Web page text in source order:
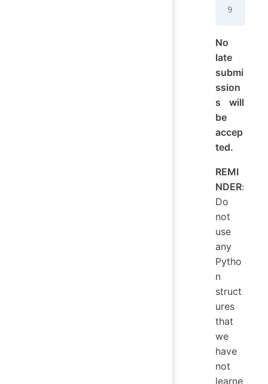
No
late
submi
ssion
s will
be
accep
ted.
REMI
NDER:
Do
not
use
any
Pytho
n
struct
ures
that
we
have
not
learne